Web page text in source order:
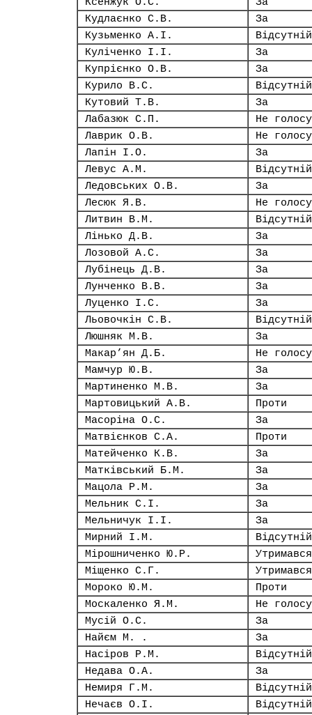
Кудлаєнко С.В.
За
Кузьменко А.І.
Відсутній
Куліченко І.І.
За
Купрієнко О.В.
За
Курило В.С.
Відсутній
Кутовий Т.В.
За
Лабазюк С.П.
Не
Лаврик О.В.
Не
Лапін І.О.
За
Левус А.М.
Відсутній
Ледовських О.В.
За
Лесюк Я.В.
Не
Литвин В.М.
Відсутній
Лінько Д.В.
За
Лозовой А.С.
За
Лубінець Д.В.
За
Лунченко В.В.
За
Луценко І.С.
За
Льовочкін С.В.
Відсутній
Люшняк М.В.
За
Макар’ян Д.Б.
Не
Мамчур Ю.В.
За
Мартиненко М.В.
За
Мартовицький А.В.
Проти
Масоріна О.С.
За
Матвієнков С.А.
Проти
Матейченко К.В.
За
Матківський Б.М.
За
Мацола Р.М.
За
Мельник С.І.
За
Мельничук І.І.
За
Мирний І.М.
Відсутній
Мірошниченко Ю.Р.
Утримався
Міщенко С.Г.
Утримався
Мороко Ю.М.
Проти
Москаленко Я.М.
Не
Мусій О.С.
За
Найєм М. .
За
Насіров Р.М.
Відсутній
Недава О.А.
За
Немиря Г.М.
Відсутній
Нечаєв О.І.
Відсутній